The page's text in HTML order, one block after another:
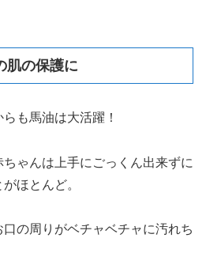
の保護に
も馬油は大活躍！
ゃんは上手にごっくん出来ずに
ほとんど。
の周りがベチャベチャに汚れち